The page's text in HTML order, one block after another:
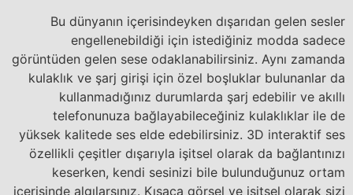
Bu dünyanın içerisindeyken dışarıdan gelen sesler
engellenebildiği için istediğiniz modda sadece
görüntüden gelen sese odaklanabilirsiniz. Aynı zamanda
kulaklık ve şarj girişi için özel boşluklar bulunanlar da
kullanmadığınız durumlarda şarj edebilir ve akıllı
telefonunuza bağlayabileceğiniz kulaklıklar ile de
yüksek kalitede ses elde edebilirsiniz. 3D interaktif ses
özellikli çeşitler dışarıyla işitsel olarak da bağlantınızı
keserken, kendi sesinizi bile bulunduğunuz ortam
içerisinde algılarsınız. Kısaca görsel ve işitsel olarak sizi